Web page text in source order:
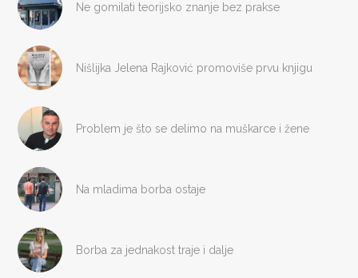
Ne gomilati teorijsko znanje bez prakse
Nišlijka Jelena Rajković promoviše prvu knjigu
Problem je što se delimo na muškarce i žene
Na mladima borba ostaje
Borba za jednakost traje i dalje